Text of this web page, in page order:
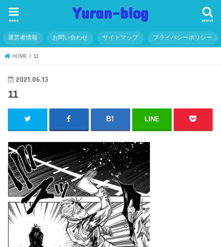
Yuran-blog search
menu
運営者情報 お問い合わせ サイトマップ プライバシーポリシー
HOME 11
2021.06.13
11
LINE